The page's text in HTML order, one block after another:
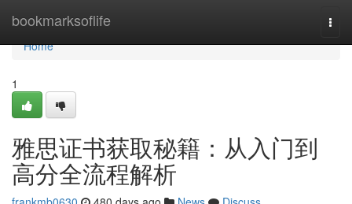
bookmarksoflife
Home
Home
1
雅思证书获取秘籍：从入门到
高分全流程解析